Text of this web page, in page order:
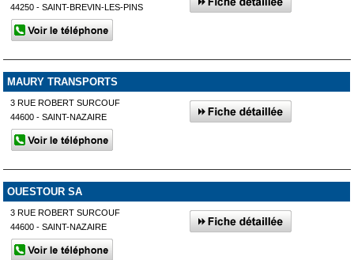
44250 - SAINT-BREVIN-LES-PINS
MAURY TRANSPORTS
3 RUE ROBERT SURCOUF
44600 - SAINT-NAZAIRE
OUESTOUR SA
3 RUE ROBERT SURCOUF
44600 - SAINT-NAZAIRE